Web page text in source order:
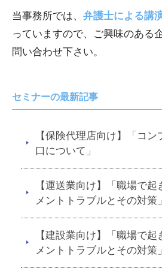
当事務所では、 弁護士による講
っていますので、ご興味のある
問い合わせ下さい。
セミナーの最新記事
【保険代理店向け】「コ
口について」
【運送業向け】「職場で起
メントトラブルとその対策」
【建設業向け】「職場で起
メントトラブルとその対策」